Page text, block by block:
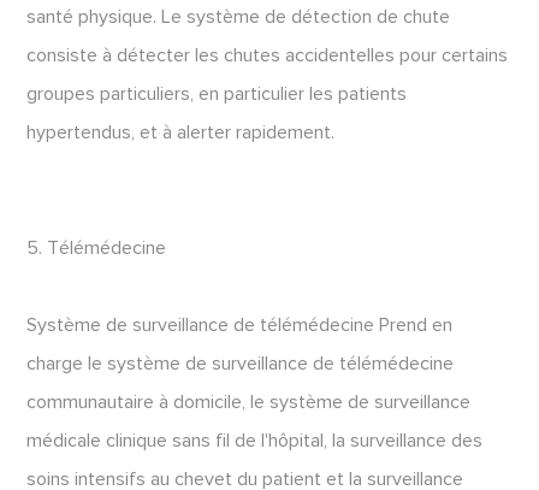
santé physique. Le système de détection de chute
consiste à détecter les chutes accidentelles pour certains
groupes particuliers, en particulier les patients
hypertendus, et à alerter rapidement.
5. Télémédecine
Système de surveillance de télémédecine Prend en
charge le système de surveillance de télémédecine
communautaire à domicile, le système de surveillance
médicale clinique sans fil de l'hôpital, la surveillance des
soins intensifs au chevet du patient et la surveillance